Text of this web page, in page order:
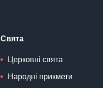
Свята
Церковні свята
Народні прикмети